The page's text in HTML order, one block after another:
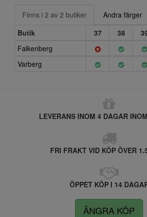
Finns i 2 av 2 butiker
Andra färger
Butik
37 38
Falkenberg
Varberg
LEVERANS INOM 4 DAGAR
FRI FRAKT VID KÖP ÖVER
ÖPPET KÖP I 14
ÅNGRA KÖP